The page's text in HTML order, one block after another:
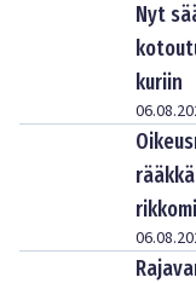
Nyt
kuriin